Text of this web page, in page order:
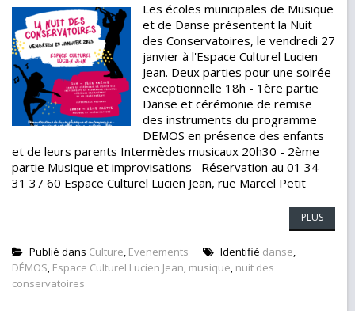
Les écoles municipales de Musique
et de Danse présentent la Nuit
des Conservatoires, le vendredi 27
janvier à l'Espace Culturel Lucien
Jean. Deux parties pour une soirée
exceptionnelle 18h - 1ère partie
Danse et cérémonie de remise
des instruments du programme
DEMOS en présence des enfants
et de leurs parents Intermèdes musicaux 20h30 - 2ème
partie Musique et improvisations Réservation au 01 34
31 37 60 Espace Culturel Lucien Jean, rue Marcel Petit
PLUS
Publié dans Culture, Evenements Identifié danse,
DÉMOS, Espace Culturel Lucien Jean, musique, nuit des
conservatoires